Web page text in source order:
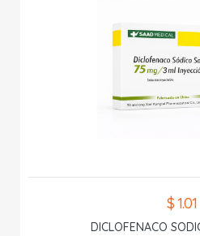
$ 1.01
DICLOFENACO